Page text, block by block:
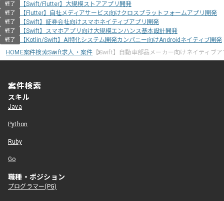
終了 【Swift/Flutter】大規模ストアアプリ開発
終了 【Flutter】自社メディアサービス向けクロスプラットフォームアプリ開発
終了 【Swift】証券会社向けスマホネイティブアプリ開発
終了 【Swift】スマホアプリ向け大規模エンハンス基本設計開発
終了
【Kotlin/Swift】AI特化システム開発カンパニー向けAndroidネイティブ開発
HOME案件検索Swift求人・案件 【Swift】自動車部品メーカー向けネイティブ
案件検索
スキル
Java
Python
Ruby
Go
職種・ポジション
プログラマー(PG)